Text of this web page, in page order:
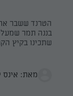
הטרנד ששבר
בננה תמר
שתכינו בקיץ
מאת: אינס